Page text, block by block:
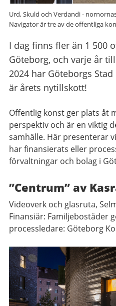
Urd, Skuld och Verdandi -
Navigator är tre av de offentliga
I dag finns fler än 1 500
Göteborg, och varje år
2024 har Göteborgs
är årets nytillskott!
Offentlig konst ger plats åt
perspektiv och är en viktig
samhälle. Här presenterar
har finansierats eller
förvaltningar och bolag i
”Centrum” av
Videoverk och glasruta,
Finansiär: Familjebostäder
processledare: Göteborg